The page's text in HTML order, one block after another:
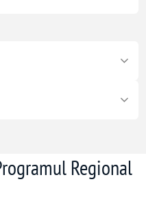
Regional